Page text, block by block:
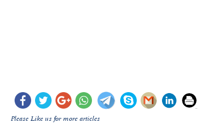
Please Like us for more articles